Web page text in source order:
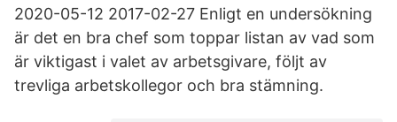
2020-05-12 2017-02-27 Enligt en undersökning
är det en bra chef som toppar listan av vad som
är viktigast i valet av arbetsgivare, följt av
trevliga arbetskollegor och bra stämning.